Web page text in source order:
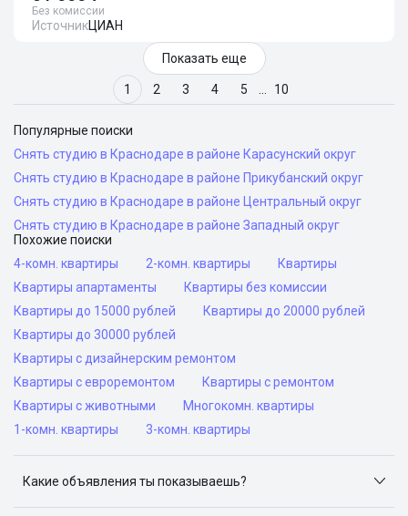
Без комиссии
ИсточникЦИАН
Показать еще
1 2 3 4 5 10
Популярные поиски
Снять студию в Краснодаре в районе Карасунский округ
Снять студию в Краснодаре в районе Прикубанский округ
Снять студию в Краснодаре в районе Центральный округ
Снять студию в Краснодаре в районе Западный округ
Похожие поиски
4-комн. квартиры
2-комн. квартиры
Квартиры
Квартиры апартаменты
Квартиры без комиссии
Квартиры до 15000 рублей
Квартиры до 20000 рублей
Квартиры до 30000 рублей
Квартиры с дизайнерским ремонтом
Квартиры с евроремонтом
Квартиры с ремонтом
Квартиры с животными
Многокомн. квартиры
1-комн. квартиры
3-комн. квартиры
Какие объявления ты показываешь?